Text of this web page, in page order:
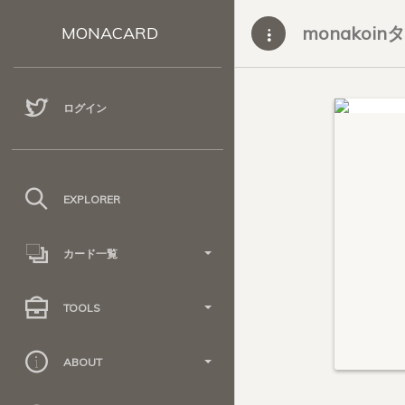
MONACARD
ログイン
EXPLORER
カード一覧
TOOLS
ABOUT
monakoin